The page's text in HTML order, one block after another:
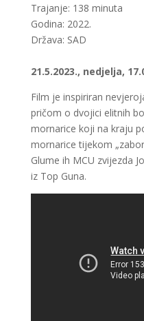
Trajanje: 138 minuta
Godina: 2022.
Država: SAD
21.5.2023., nedjelja,
Film je inspiriran
pričom o dvojici elitnih
mornarice koji na kraju
mornarice tijekom
Glume ih MCU zvijezda
iz Top Guna.